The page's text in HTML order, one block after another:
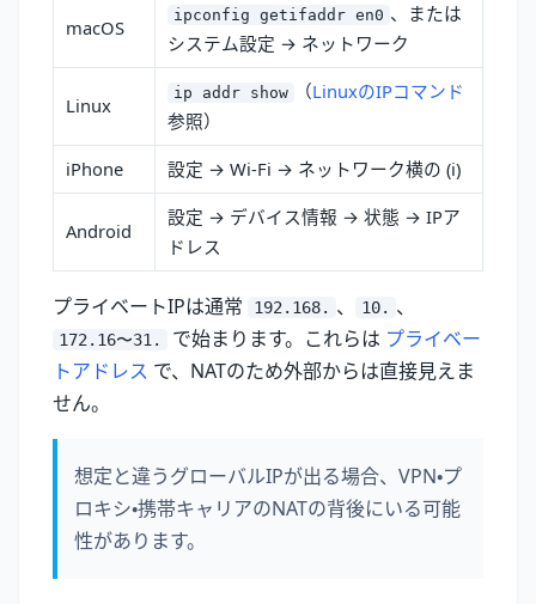
macOS
ipconfig getifaddr en0 、または
システム設定 → ネットワーク
Linux
ip addr show （LinuxのIPコマンド
参照）
iPhone
設定 → Wi‑Fi → ネットワーク横の (i)
Android
設定 → デバイス情報 → 状態 → IPア
ドレス
プライベートIPは通常 192.168. 、 10. 、
172.16〜31. で始まります。これらは プライベー
トアドレス で、NATのため外部からは直接見えま
せん。
想定と違うグローバルIPが出る場合、VPN・プ
ロキシ・携帯キャリアのNATの背後にいる可能
性があります。